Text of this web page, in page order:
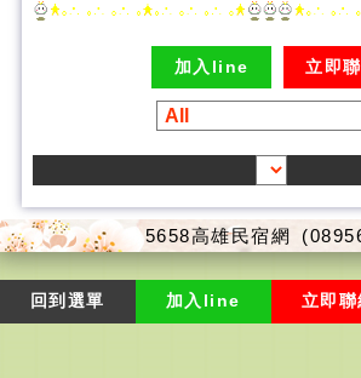
加入line 立即
5658高雄民宿網
回到選單 加入line 立即聯